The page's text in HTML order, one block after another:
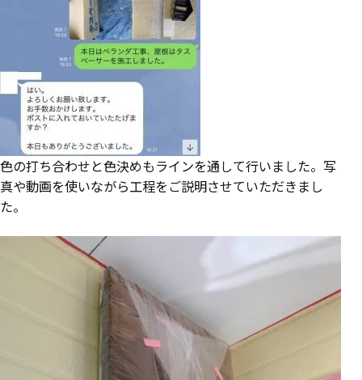
色の打ち合わせと色決めもラインを通して行いました。写
真や動画を使いながら工程をご説明させていただきまし
た。